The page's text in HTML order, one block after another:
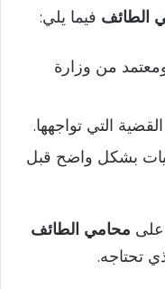
الطائف فيما يلي:
من وزارة
التي تواجهها.
بشكل واضح قبل
على محامي الطائف
تحتاجه.